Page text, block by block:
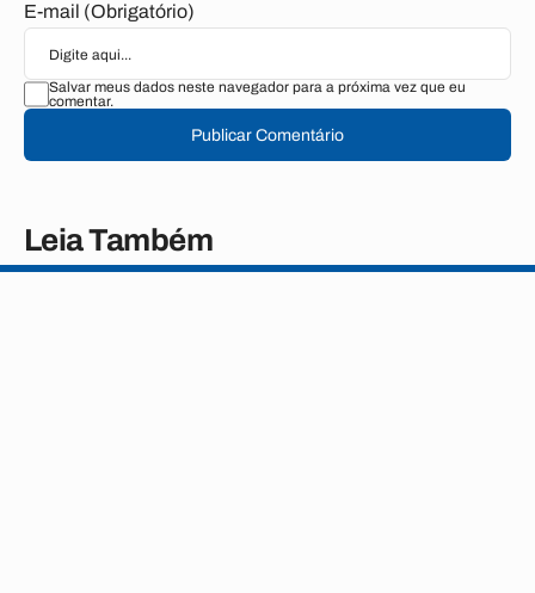
E-mail (Obrigatório)
Salvar meus dados neste navegador para a próxima vez que eu
comentar.
Publicar Comentário
Leia Também